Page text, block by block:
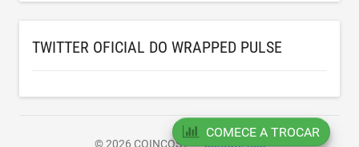
TWITTER OFICIAL DO WRAPPED PULSE
© 2026 COINCOST Contate-nos
COMECE A TROCAR